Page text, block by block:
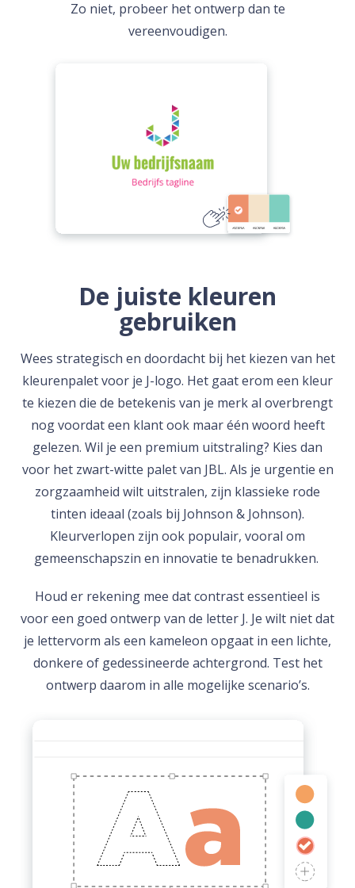
Zo niet, probeer het ontwerp dan te
vereenvoudigen.
De juiste kleuren
gebruiken
Wees strategisch en doordacht bij het kiezen van het
kleurenpalet voor je J-logo. Het gaat erom een kleur
te kiezen die de betekenis van je merk al overbrengt
nog voordat een klant ook maar één woord heeft
gelezen. Wil je een premium uitstraling? Kies dan
voor het zwart-witte palet van JBL. Als je urgentie en
zorgzaamheid wilt uitstralen, zijn klassieke rode
tinten ideaal (zoals bij Johnson & Johnson).
Kleurverlopen zijn ook populair, vooral om
gemeenschapszin en innovatie te benadrukken.
Houd er rekening mee dat contrast essentieel is
voor een goed ontwerp van de letter J. Je wilt niet dat
je lettervorm als een kameleon opgaat in een lichte,
donkere of gedessineerde achtergrond. Test het
ontwerp daarom in alle mogelijke scenario’s.